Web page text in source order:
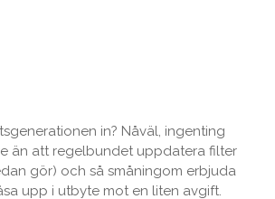
in? Nåväl, ingenting
än att regelbundet uppdatera filter
gör) och så småningom erbjuda
upp i utbyte mot en liten avgift.